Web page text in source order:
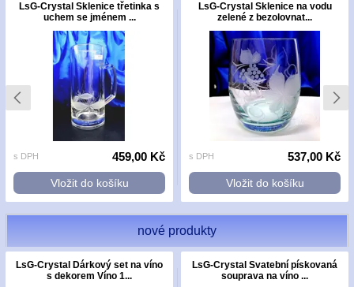
LsG-Crystal Sklenice třetinka s
uchem se jménem ...
s DPH 459,00 Kč
Vložit do košíku
LsG-Crystal Sklenice na vodu
zelené z bezolovnat...
s DPH 537,00 Kč
Vložit do košíku
nové produkty
LsG-Crystal Dárkový set na víno
s dekorem Víno 1...
LsG-Crystal Svatební pískovaná
souprava na víno ...